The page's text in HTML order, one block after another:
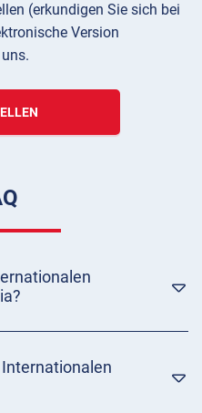
(erkundigen Sie sich bei
Version